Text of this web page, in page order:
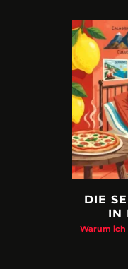
DIE
IN
Warum ich